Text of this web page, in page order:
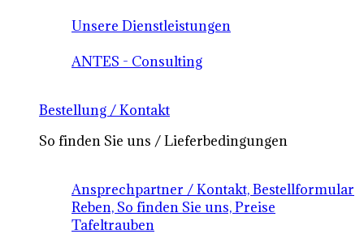
Unsere Dienstleistungen
ANTES - Consulting
Bestellung / Kontakt
So finden Sie uns / Lieferbedingungen
Ansprechpartner / Kontakt, Bestellformular
Reben, So finden Sie uns, Preise
Tafeltrauben